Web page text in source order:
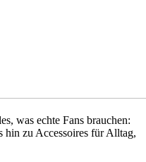
was echte Fans brauchen:
hin zu Accessoires für Alltag,